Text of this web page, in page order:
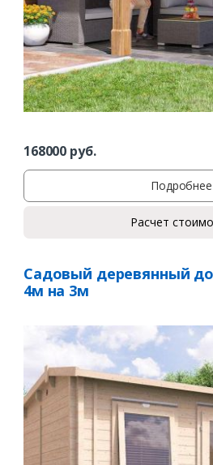
Ваше имя*
168000 руб.
Подробнее
Расчет
Садовый деревянный
4м на 3м